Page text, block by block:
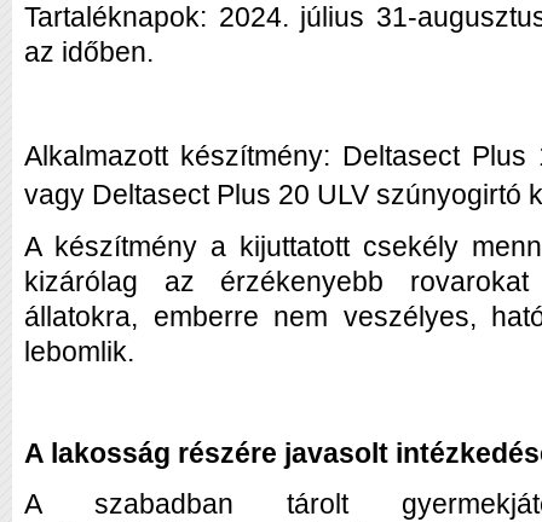
Tartaléknapok: 2024. július 31-
az időben.
Alkalmazott készítmény: Deltasect
vagy Deltasect Plus 20 ULV szúnyogirtó
A készítmény a kijuttatott csekély
kizárólag az érzékenyebb
állatokra, emberre nem veszélyes,
lebomlik.
A lakosság részére javasolt
A szabadban tárolt